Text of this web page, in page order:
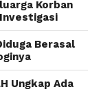
di lokasi
Korban
Berasal
Ungkap Ada